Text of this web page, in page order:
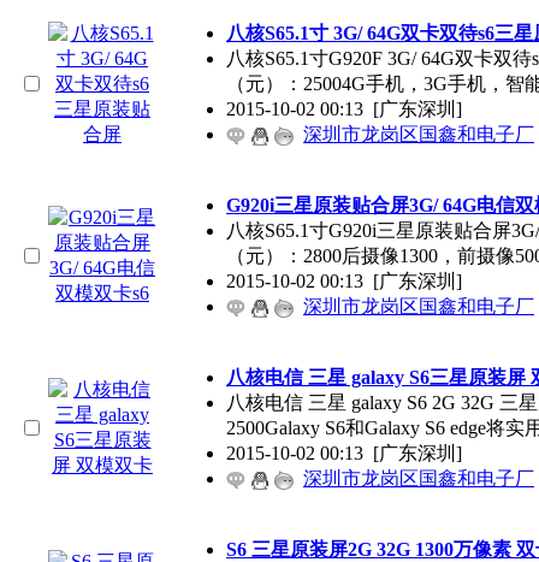
八核S65.1寸 3G/ 64G双卡双待s6三
八核S65.1寸G920F 3G/ 64G双卡双
（元）：25004G手机，3G手机，智
2015-10-02 00:13 [广东深圳]
深圳市龙岗区国鑫和电子厂
G920i三星原装贴合屏3G/ 64G电信双
八核S65.1寸G920i三星原装贴合屏
（元）：2800后摄像1300，前摄像
2015-10-02 00:13 [广东深圳]
深圳市龙岗区国鑫和电子厂
八核电信 三星 galaxy S6三星原装屏
八核电信 三星 galaxy S6 2G 32G 三
2500Galaxy S6和Galaxy S6 edge将实
2015-10-02 00:13 [广东深圳]
深圳市龙岗区国鑫和电子厂
S6 三星原装屏2G 32G 1300万像素